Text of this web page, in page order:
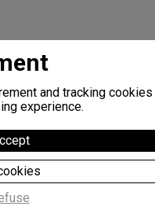
variété la plus tardive avec
de contrats liés à une ou
varieties/
and tracking
experience.